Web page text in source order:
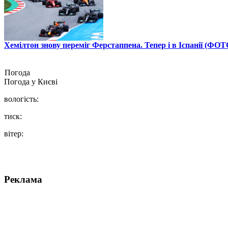
Хемілтон знову переміг Ферстаппена. Тепер і в Іспанії
Погода
Погода у Києві
вологість:
тиск:
вітер:
Реклама